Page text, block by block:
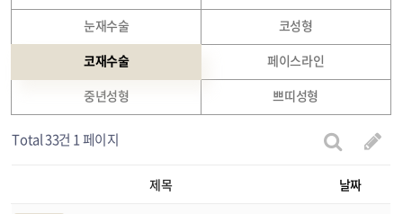
눈재수술
코성형
코재수술
페이스라인
중년성형
쁘띠성형
Total 33건 1 페이지
제목 날짜